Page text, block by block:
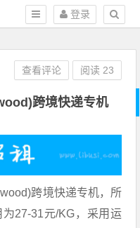
登录
跨境快递专机
跨境快递专机，所
27-31元/KG，采用运
查看评论 阅读 23